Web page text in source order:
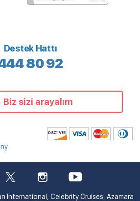
Destek Hattı
80 92
Biz sizi arayalım
International, Celebrity Cruises, Azamara